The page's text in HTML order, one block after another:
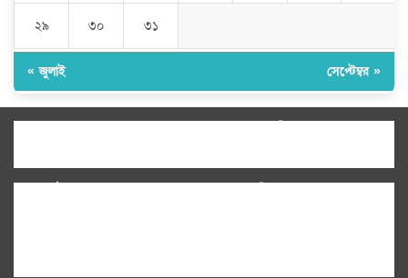
২৯ ৩০ ৩১
« জুলাই সেপ্টেম্বর »